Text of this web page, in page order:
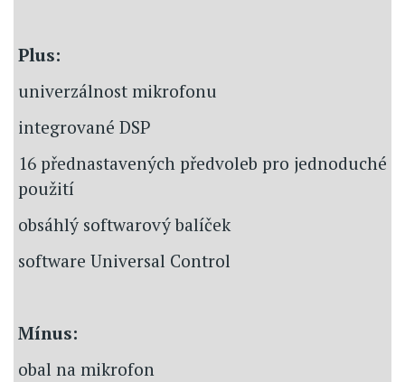
Plus:
univerzálnost mikrofonu
integrované DSP
16 přednastavených předvoleb pro jednoduché
použití
obsáhlý softwarový balíček
software Universal Control
Mínus:
obal na mikrofon